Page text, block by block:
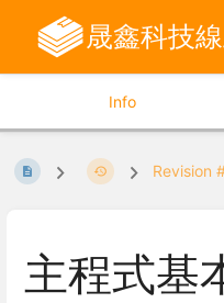
晟鑫科技
Info
Revision
主程式基